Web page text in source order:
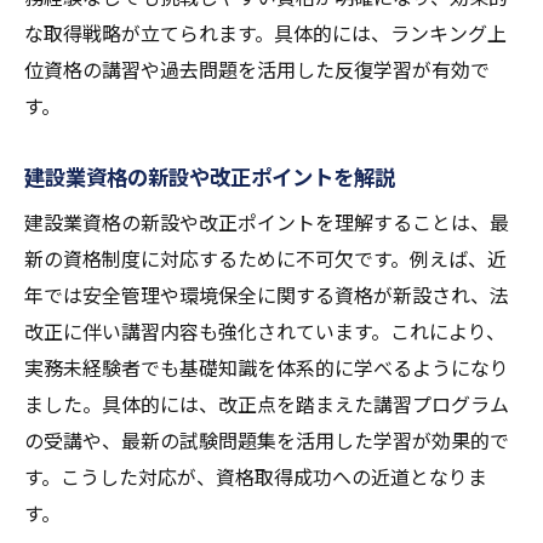
な取得戦略が立てられます。具体的には、ランキング上
位資格の講習や過去問題を活用した反復学習が有効で
す。
建設業資格の新設や改正ポイントを解説
建設業資格の新設や改正ポイントを理解することは、最
新の資格制度に対応するために不可欠です。例えば、近
年では安全管理や環境保全に関する資格が新設され、法
改正に伴い講習内容も強化されています。これにより、
実務未経験者でも基礎知識を体系的に学べるようになり
ました。具体的には、改正点を踏まえた講習プログラム
の受講や、最新の試験問題集を活用した学習が効果的で
す。こうした対応が、資格取得成功への近道となりま
す。